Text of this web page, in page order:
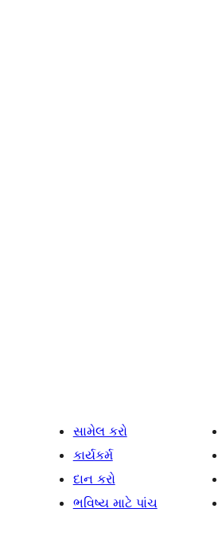
સામેલ કરો
કાર્યકર્મ
દાન કરો
ભવિષ્ય માટે પાંચ